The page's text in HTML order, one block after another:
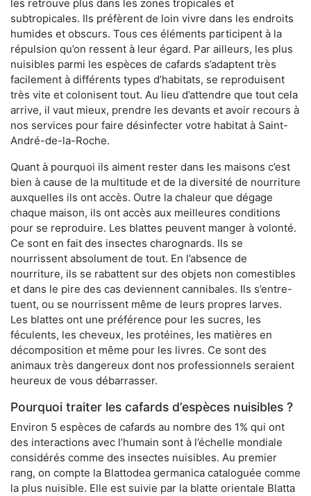
les retrouve plus dans les zones tropicales et
subtropicales. Ils préfèrent de loin vivre dans les endroits
humides et obscurs. Tous ces éléments participent à la
répulsion qu’on ressent à leur égard. Par ailleurs, les plus
nuisibles parmi les espèces de cafards s’adaptent très
facilement à différents types d’habitats, se reproduisent
très vite et colonisent tout. Au lieu d’attendre que tout cela
arrive, il vaut mieux, prendre les devants et avoir recours à
nos services pour faire désinfecter votre habitat à Saint-
André-de-la-Roche.
Quant à pourquoi ils aiment rester dans les maisons c’est
bien à cause de la multitude et de la diversité de nourriture
auxquelles ils ont accès. Outre la chaleur que dégage
chaque maison, ils ont accès aux meilleures conditions
pour se reproduire. Les blattes peuvent manger à volonté.
Ce sont en fait des insectes charognards. Ils se
nourrissent absolument de tout. En l’absence de
nourriture, ils se rabattent sur des objets non comestibles
et dans le pire des cas deviennent cannibales. Ils s’entre-
tuent, ou se nourrissent même de leurs propres larves.
Les blattes ont une préférence pour les sucres, les
féculents, les cheveux, les protéines, les matières en
décomposition et même pour les livres. Ce sont des
animaux très dangereux dont nos professionnels seraient
heureux de vous débarrasser.
Pourquoi traiter les cafards d’espèces nuisibles ?
Environ 5 espèces de cafards au nombre des 1% qui ont
des interactions avec l’humain sont à l’échelle mondiale
considérés comme des insectes nuisibles. Au premier
rang, on compte la Blattodea germanica cataloguée comme
la plus nuisible. Elle est suivie par la blatte orientale Blatta